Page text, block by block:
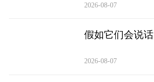
2026-08-07
假如它们会说话
2026-08-07